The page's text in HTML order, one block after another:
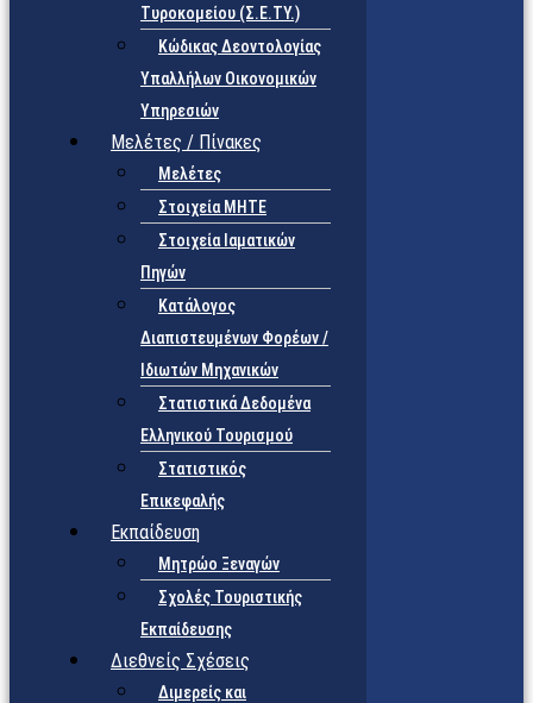
Τυροκομείου (Σ.Ε.TY.)
Κώδικας Δεοντολογίας
Υπαλλήλων Οικονομικών
Υπηρεσιών
Μελέτες / Πίνακες
Μελέτες
Στοιχεία ΜΗΤΕ
Στοιχεία Ιαματικών
Πηγών
Κατάλογος
Διαπιστευμένων Φορέων /
Ιδιωτών Μηχανικών
Στατιστικά Δεδομένα
Ελληνικού Τουρισμού
Στατιστικός
Επικεφαλής
Εκπαίδευση
Μητρώο Ξεναγών
Σχολές Τουριστικής
Εκπαίδευσης
Διεθνείς Σχέσεις
Διμερείς και